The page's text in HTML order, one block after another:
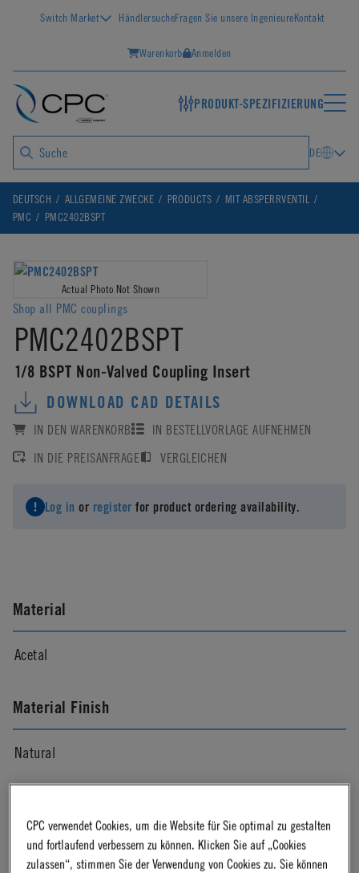
Switch Market HändlersucheFragen Sie unsere IngenieureKontakt
Warenkorb Anmelden
PRODUKT-SPEZIFIZIERUNG
DE
DEUTSCH ALLGEMEINE ZWECKE PRODUCTS
MIT ABSPERRVENTIL
PMC
PMC2402BSPT
Actual Photo Not Shown
Shop all PMC couplings
PMC2402BSPT
1/8 BSPT Non-Valved Coupling Insert
DOWNLOAD CAD DETAILS
IN DEN WARENKORB
IN BESTELLVORLAGE AUFNEHMEN
IN DIE PREISANFRAGE
VERGLEICHEN
Log in or register for product ordering availability.
Material
Acetal
Material Finish
Natural
Vacuum to 120 psi, 8.3 bar
CPC verwendet Cookies, um die Website für Sie optimal zu gestalten
und fortlaufend verbessern zu können. Klicken Sie auf „Cookies
zulassen“, stimmen Sie der Verwendung von Cookies zu. Sie können